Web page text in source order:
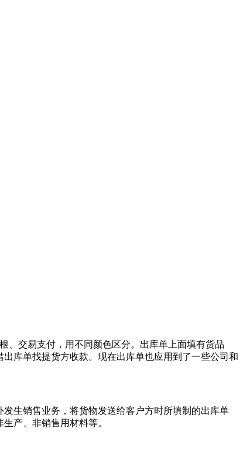
、交易支付，用不同颜色区分。出库单上面填有货品
库单找提货方收款。现在出库单也应用到了一些公司和
生销售业务，将货物发送给客户方时所填制的出库单
产、非销售用材料等。